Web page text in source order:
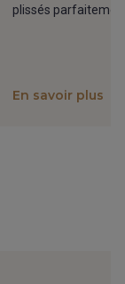
plissés
En savoir plus